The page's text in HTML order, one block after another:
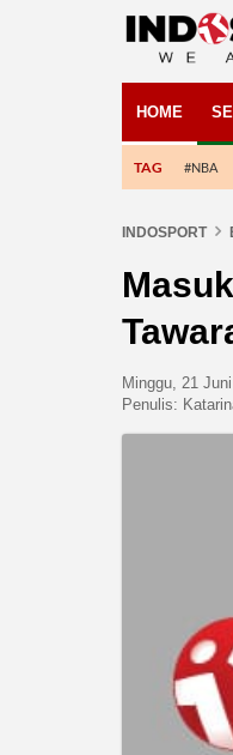
HOME
TAG #NBA
INDOSPORT
Minggu, 21
Penulis: